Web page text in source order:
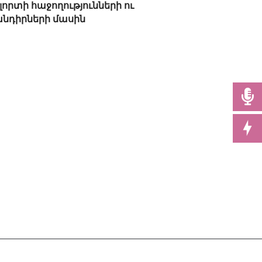
հաջողությունների ու
մասին